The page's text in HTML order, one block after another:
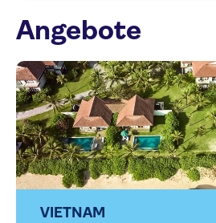
Angebote
VIETNAM